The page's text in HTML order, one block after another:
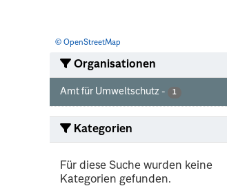
© OpenStreetMap
Organisationen
Amt für Umweltschutz - 1
Kategorien
Für diese Suche wurden keine
Kategorien gefunden.